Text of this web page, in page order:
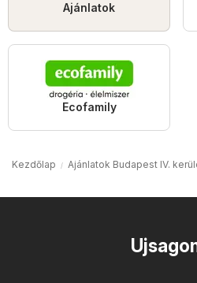
Ajánlatok
Ecofamily
Kezdőlap Ajánlatok Budapest IV.